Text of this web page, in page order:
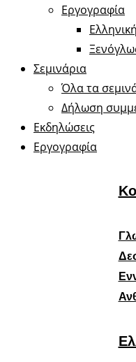
Εργογραφία
Ελληνική
Σεμινάρια
Όλα τα
Δήλωση
Εκδηλώσεις
Εργογραφία